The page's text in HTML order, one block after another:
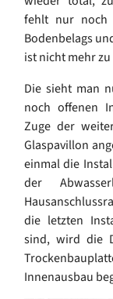
fehlt nur noch
Bodenbelags
ist nicht mehr zu
Die sieht man
noch offenen
Zuge der
Glaspavillon
einmal die
der
die letzten
sind, wird die
Innenausbau